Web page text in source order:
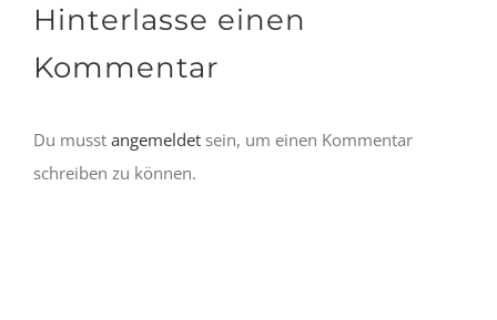
Hinterlasse einen
Kommentar
Du musst angemeldet sein, um einen Kommentar
schreiben zu können.